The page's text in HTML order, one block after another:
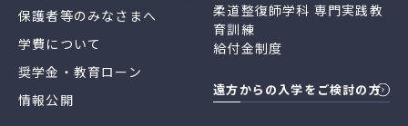
保護者等のみなさまへ
学費について
奨学金・教育ローン
情報公開
柔道整復師学科 専門実践教
育訓練
給付金制度
遠方からの入学をご検討の方